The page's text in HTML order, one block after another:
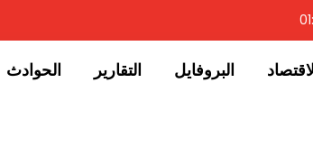
البروفايل التقارير الحوادث